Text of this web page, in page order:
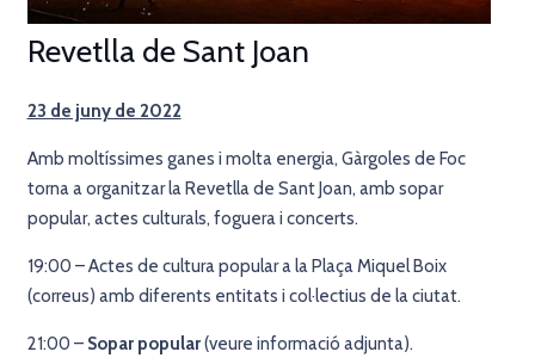
Revetlla de Sant Joan
23 de juny de 2022
Amb moltíssimes ganes i molta energia, Gàrgoles de Foc
torna a organitzar la Revetlla de Sant Joan, amb sopar
popular, actes culturals, foguera i concerts.
19:00 – Actes de cultura popular a la Plaça Miquel Boix
(correus) amb diferents entitats i col·lectius de la ciutat.
21:00 – Sopar popular(veure informació adjunta).